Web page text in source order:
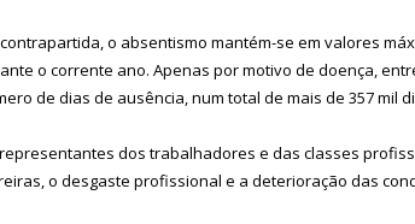
o absentismo mantém-se em valores
o corrente ano. Apenas por motivo de doença,
de dias de ausência, num total de mais de 357 mil
dos trabalhadores e das classes
o desgaste profissional e a deterioração das